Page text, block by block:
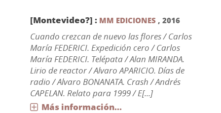
[Montevideo?] : MM EDICIONES , 2016
Cuando crezcan de nuevo las flores / Carlos
María FEDERICI. Expedición cero / Carlos
María FEDERICI. Telépata / Alan MIRANDA.
Lirio de reactor / Alvaro APARICIO. Días de
radio / Alvaro BONANATA. Crash / Andrés
CAPELAN. Relato para 1999 / E[...]
Más información...